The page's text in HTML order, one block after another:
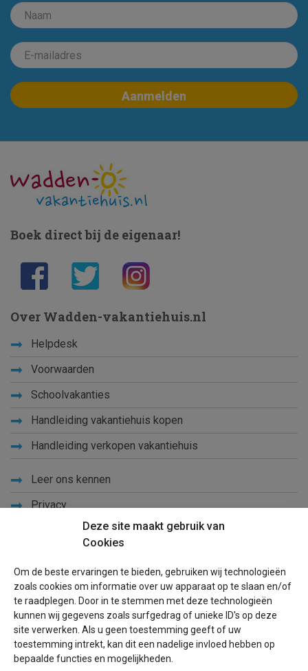
Deze site maakt gebruik van
Cookies
Om de beste ervaringen te bieden, gebruiken wij technologieën
zoals cookies om informatie over uw apparaat op te slaan en/of
te raadplegen. Door in te stemmen met deze technologieën
kunnen wij gegevens zoals surfgedrag of unieke ID's op deze
site verwerken. Als u geen toestemming geeft of uw
toestemming intrekt, kan dit een nadelige invloed hebben op
bepaalde functies en mogelijkheden.
Boek direct bij de eigenaar!
Over Wadden-vakantiehuis.nl
Helpdesk
Voorwaarden
Schoolvakanties
Handleiding vakantiehuis kopen
Handleiding verkopen vakantiehuis
Leer ons kennen
Privacy
Blog
Voor eigenaren
Een advertentie plaatsen